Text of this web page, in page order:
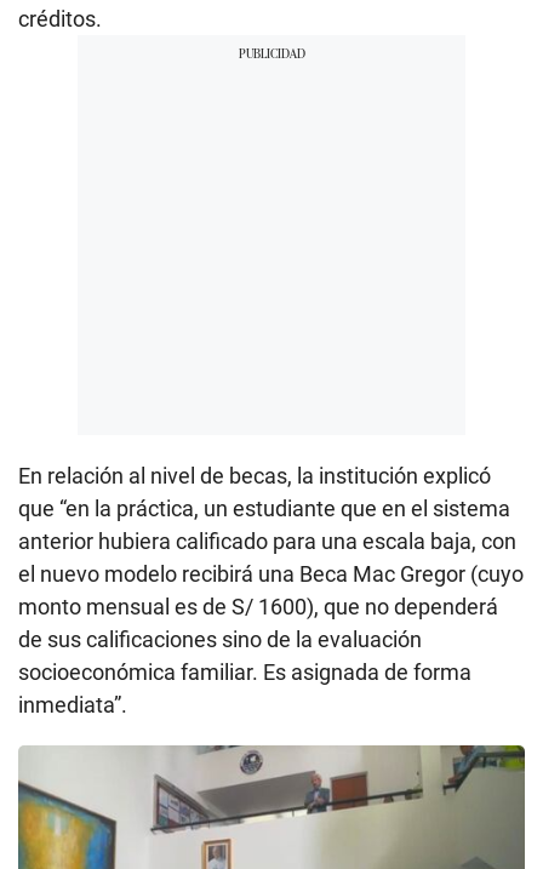
créditos.
En relación al nivel de becas, la institución explicó
que “en la práctica, un estudiante que en el sistema
anterior hubiera calificado para una escala baja, con
el nuevo modelo recibirá una Beca Mac Gregor (cuyo
monto mensual es de S/ 1600), que no dependerá
de sus calificaciones sino de la evaluación
socioeconómica familiar. Es asignada de forma
inmediata”.